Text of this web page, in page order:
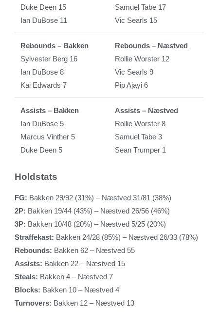
Duke Deen 15
Ian DuBose 11
Samuel Tabe 17
Vic Searls 15
Rebounds – Bakken
Sylvester Berg 16
Ian DuBose 8
Kai Edwards 7
Rebounds – Næstved
Rollie Worster 12
Vic Searls 9
Pip Ajayi 6
Assists – Bakken
Ian DuBose 5
Marcus Vinther 5
Duke Deen 5
Assists – Næstved
Rollie Worster 8
Samuel Tabe 3
Sean Trumper 1
Holdstats
FG: Bakken 29/92 (31%) – Næstved 31/81 (38%)
2P: Bakken 19/44 (43%) – Næstved 26/56 (46%)
3P: Bakken 10/48 (20%) – Næstved 5/25 (20%)
Straffekast: Bakken 24/28 (85%) – Næstved 26/33 (78%)
Rebounds: Bakken 62 – Næstved 55
Assists: Bakken 22 – Næstved 15
Steals: Bakken 4 – Næstved 7
Blocks: Bakken 10 – Næstved 4
Turnovers: Bakken 12 – Næstved 13